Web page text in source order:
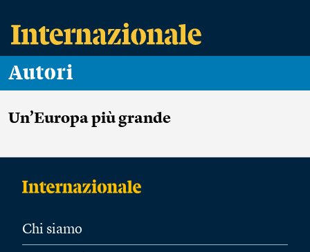
Autori
Un’Europa più grande
Chi siamo